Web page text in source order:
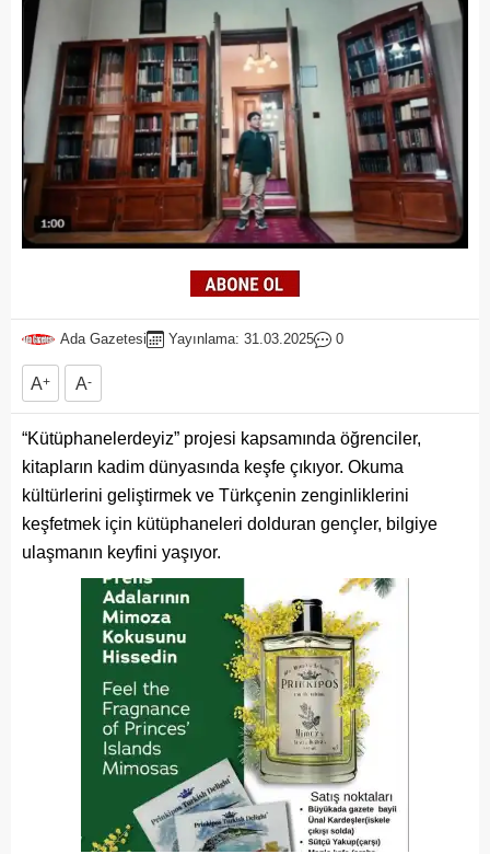
Ada Gazetesi Yayınlama: 31.03.2025 0
A+ A-
“Kütüphanelerdeyiz” projesi kapsamında öğrenciler,
kitapların kadim dünyasında keşfe çıkıyor. Okuma
kültürlerini geliştirmek ve Türkçenin zenginliklerini
keşfetmek için kütüphaneleri dolduran gençler, bilgiye
ulaşmanın keyfini yaşıyor.